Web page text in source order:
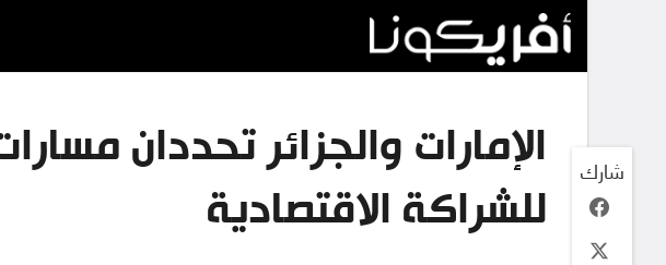
الإمارات والجزائر تحددان
للشراكة الاقتصادية
شارك